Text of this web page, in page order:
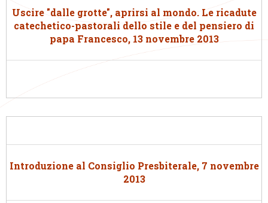
Uscire "dalle grotte", aprirsi al mondo. Le ricadute
catechetico-pastorali dello stile e del pensiero di
papa Francesco, 13 novembre 2013
Introduzione al Consiglio Presbiterale, 7 novembre
2013